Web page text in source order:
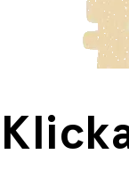
Fri frakt när du